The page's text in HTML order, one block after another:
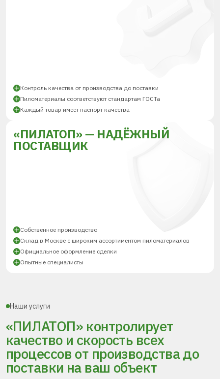
Контроль качества от производства до поставки
Пиломатериалы соответствуют стандартам ГОСТа
Каждый товар имеет паспорт качества
«ПИЛАТОП» — НАДЁЖНЫЙ
ПОСТАВЩИК
Собственное производство
Склад в Москве с широким ассортиментом пиломатериалов
Официальное оформление сделки
Опытные специалисты
Наши услуги
«ПИЛАТОП» контролирует
качество и скорость всех
процессовот производства до
поставки на ваш объект